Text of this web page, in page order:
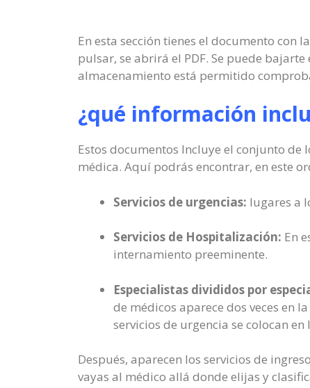
En esta sección tienes el documento
pulsar, se abrirá el PDF. Se puede
almacenamiento está permitido
¿qué información
Estos documentos Incluye el conjunto
médica. Aquí podrás encontrar, en este
Servicios de urgencias: lugares a
Servicios de Hospitalización: En
internamiento preeminente.
Especialistas divididos por
de médicos aparece dos veces en
servicios de urgencia se colocan
Después, aparecen los servicios de
vayas al médico allá donde elijas y